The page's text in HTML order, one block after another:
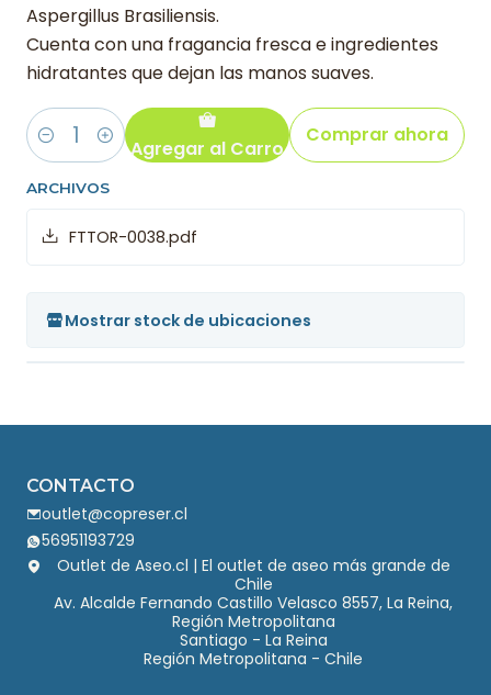
Aspergillus Brasiliensis.
Cuenta con una fragancia fresca e ingredientes
hidratantes que dejan las manos suaves.
Cantidad Agregar al Carro
Comprar ahora
ARCHIVOS
FTTOR-0038.pdf
Mostrar stock de ubicaciones
CONTACTO
outlet@copreser.cl
56951193729
Outlet de Aseo.cl | El outlet de aseo más grande de
Chile
Av. Alcalde Fernando Castillo Velasco 8557, La Reina,
Región Metropolitana
Santiago - La Reina
Región Metropolitana - Chile